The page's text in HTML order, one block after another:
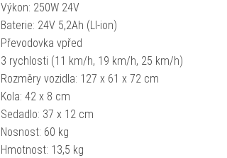
Výkon: 250W 24V
Baterie: 24V 5,2Ah (LI-ion)
Převodovka vpřed
3 rychlosti (11 km/h, 19 km/h, 25 km/h)
Rozměry vozidla: 127 x 61 x 72 cm
Kola: 42 x 8 cm
Sedadlo: 37 x 12 cm
Nosnost: 60 kg
Hmotnost: 13,5 kg